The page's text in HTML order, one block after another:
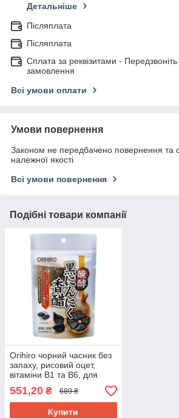
Детальніше
Післяплата
Післяплата
Сплата за реквізитами -
замовлення
Всі умови оплати
Умови повернення
Законом не передбачено повернення та
належної якості
Всі умови повернення
Подібні товари компанії
Orihiro чорний часник без
запаху, рисовий оцет,
вітаміни B1 та B6, для
імунітету, 180 капсул на
45 днів. До 11/2026
551,20 ₴ 689 ₴
Купити